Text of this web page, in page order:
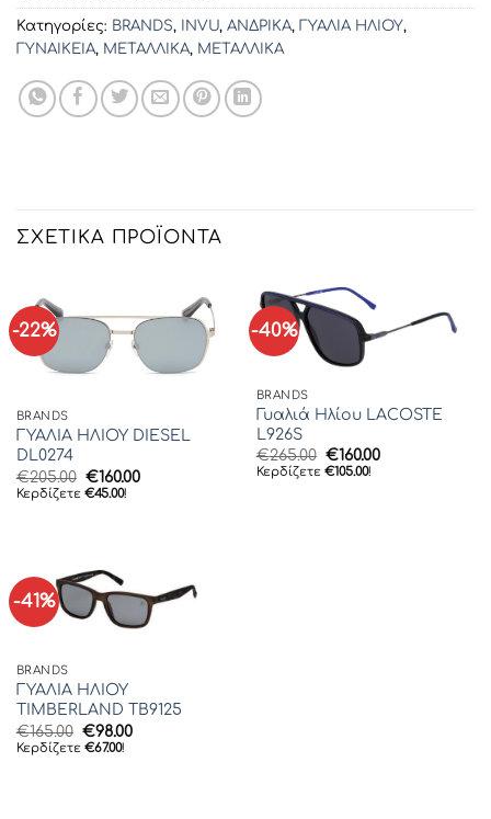
Κατηγορίες: BRANDS, INVU, ΑΝΔΡΙΚΑ, ΓΥΑΛΙΑ ΗΛΙΟΥ,
ΓΥΝΑΙΚΕΙΑ, ΜΕΤΑΛΛΙΚΑ, ΜΕΤΑΛΛΙΚΑ
ΣΧΕΤΙΚΆ ΠΡΟΪΌΝΤΑ
-22%
BRANDS
ΓΥΑΛΙΑ ΗΛΙΟΥ DIESEL
DL0274
€205.00 Original
price
€160.00Η
Κερδίζετε €45.00!
-40%
BRANDS
Γυαλιά Ηλίου LACOSTE
L926S
€265.00 Original
price
€160.00Η
Κερδίζετε €105.00!
-41%
BRANDS
ΓΥΑΛΙΑ ΗΛΙΟΥ
TIMBERLAND TB9125
€165.00 Original
price
€98.00Η
Κερδίζετε €67.00!